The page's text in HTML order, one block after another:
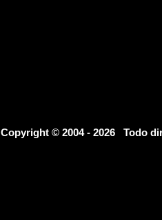
Copyright © 2004 - 2026 Todo